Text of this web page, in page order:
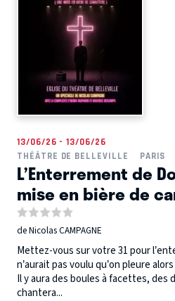
13/06/26 - 13/06/26
THÉÂTRE DE BELLEVILLE
PARIS
L’Enterrement de
mise en bière de
de Nicolas CAMPAGNE
Mettez-vous sur votre 31 pour
n’aurait pas voulu qu’on pleure
Il y aura des boules à facettes,
chantera...